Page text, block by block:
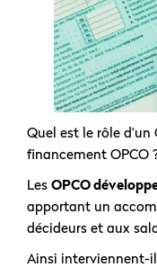
Quel est le rôle d’un
financement OPCO
Les OPCO
apportant un
décideurs et aux
Ainsi interviennent-